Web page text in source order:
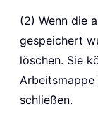
(2) Wenn die
gespeichert
löschen. Sie
schließen.